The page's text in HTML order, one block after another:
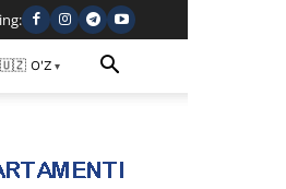
🇺🇿 O'Z ▾